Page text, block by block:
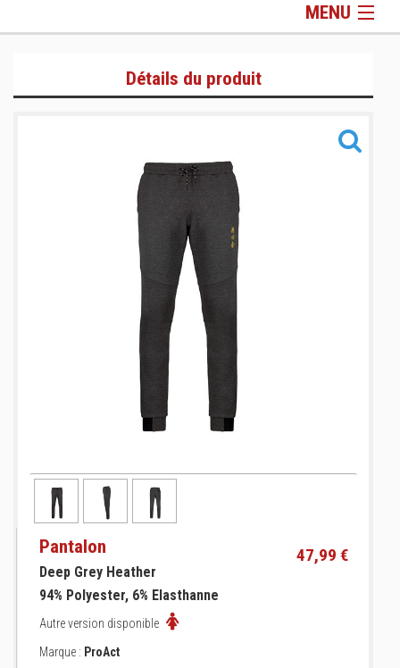
MENU
Zoodies/Vestes
Détails du produit
Pantalon 47,99 €
Deep Grey Heather
94% Polyester, 6% Elasthanne
Autre version disponible
Marque : ProAct